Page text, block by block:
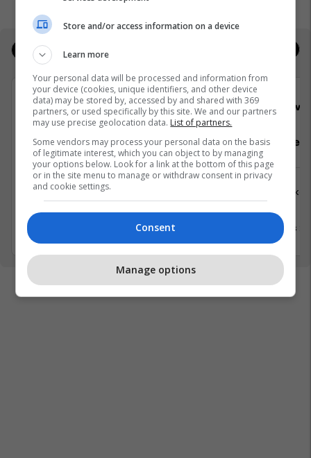
Jobs Deals
GoldenMix
Teknik & Ndihmës Teknik
Tjera
Mitrovicë
Pergadites
Logjistikë
Lipjan
13 Mars
Store and/or access information on a device
Learn more
Your personal data will be processed and information from
your device (cookies, unique identifiers, and other device
data) may be stored by, accessed by and shared with 369
partners, or used specifically by this site. We and our partners
may use precise geolocation data. List of partners.
Some vendors may process your personal data on the basis
of legitimate interest, which you can object to by managing
your options below. Look for a link at the bottom of this page
or in the site menu to manage or withdraw consent in privacy
and cookie settings.
Consent
Manage options